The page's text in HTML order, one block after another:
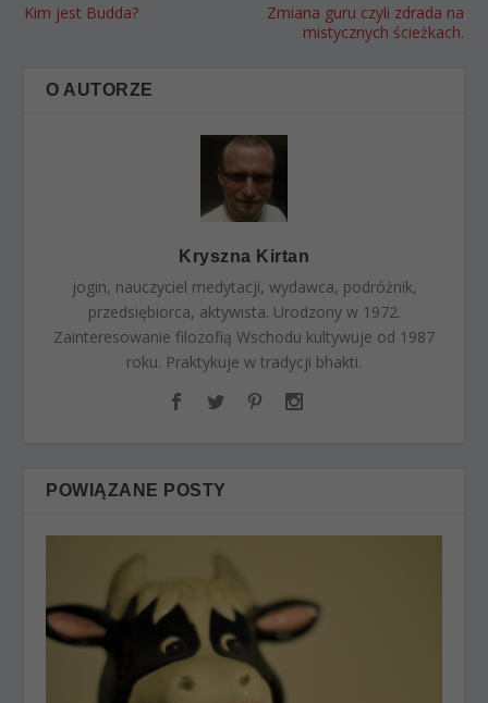
Kim jest Budda?
Zmiana guru czyli zdrada na
mistycznych ścieżkach.
O AUTORZE
Kryszna Kirtan
jogin, nauczyciel medytacji, wydawca, podróżnik,
przedsiębiorca, aktywista. Urodzony w 1972.
Zainteresowanie filozofią Wschodu kultywuje od 1987
roku. Praktykuje w tradycji bhakti.
POWIĄZANE POSTY